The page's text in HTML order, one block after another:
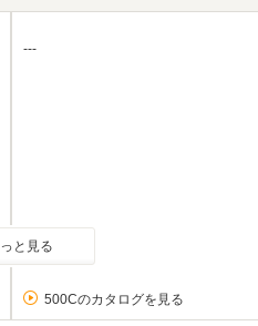
---
と見る
500Cのカタログを見る